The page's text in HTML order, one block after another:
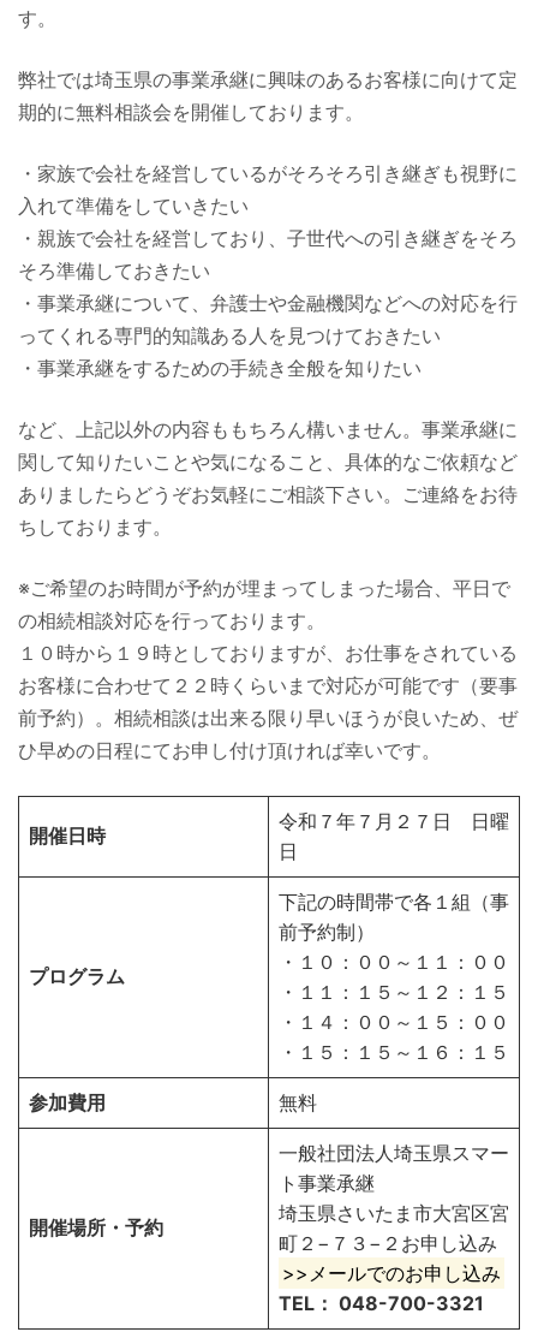
す。
弊社では埼玉県の事業承継に興味のあるお客様に向けて定
期的に無料相談会を開催しております。
・家族で会社を経営しているがそろそろ引き継ぎも視野に
入れて準備をしていきたい
・親族で会社を経営しており、子世代への引き継ぎをそろ
そろ準備しておきたい
・事業承継について、弁護士や金融機関などへの対応を行
ってくれる専門的知識ある人を見つけておきたい
・事業承継をするための手続き全般を知りたい
など、上記以外の内容ももちろん構いません。事業承継に
関して知りたいことや気になること、具体的なご依頼など
ありましたらどうぞお気軽にご相談下さい。ご連絡をお待
ちしております。
※ご希望のお時間が予約が埋まってしまった場合、平日で
の相続相談対応を行っております。
１０時から１９時としておりますが、お仕事をされている
お客様に合わせて２２時くらいまで対応が可能です（要事
前予約）。相続相談は出来る限り早いほうが良いため、ぜ
ひ早めの日程にてお申し付け頂ければ幸いです。
開催日時
令和７年７月２７日 日曜
日
プログラム
下記の時間帯で各１組（事
前予約制）
・１０：００～１１：００
・１１：１５～１２：１５
・１４：００～１５：００
・１５：１５～１６：１５
参加費用 無料
開催場所・予約
一般社団法人埼玉県スマー
ト事業承継
埼玉県さいたま市大宮区宮
町２−７３−２お申し込み
>>メールでのお申し込み
TEL： 048-700-3321